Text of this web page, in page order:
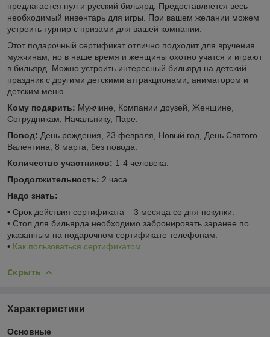
предлагается пул и русский бильярд. Предоставляется весь
необходимый инвентарь для игры. При вашем желании можем
устроить турнир с призами для вашей компании.
Этот подарочный сертификат отлично подходит для вручения
мужчинам, но в наше время и женщины охотно учатся и играют
в бильярд. Можно устроить интересный бильярд на детский
праздник с другими детскими аттракционами, аниматором и
детским меню.
Кому подарить: Мужчине, Компании друзей, Женщине,
Сотрудникам, Начальнику, Паре.
Повод: День рождения, 23 февраля, Новый год, День Святого
Валентина, 8 марта, без повода.
Количество участников: 1-4 человека.
Продолжительность: 2 часа.
Надо знать:
• Срок действия сертификата – 3 месяца со дня покупки.
• Стол для бильярда необходимо забронировать заранее по
указанным на подарочном сертификате телефонам.
• Как пользоваться сертификатом.
Скрыть
Характеристики
Основные